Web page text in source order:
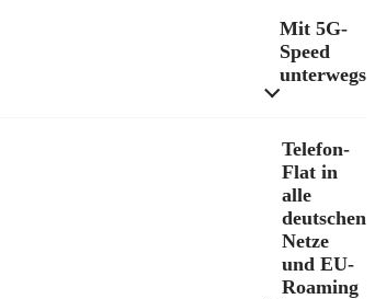
Mit 5G-
Speed
unterwegs
Telefon-
Flat in
alle
deutschen
Netze
und EU-
Roaming